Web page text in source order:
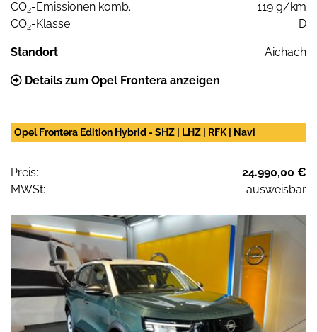
CO2-Emissionen komb.
119 g/km
CO2-Klasse D
Standort Aichach
Details zum Opel Frontera anzeigen
Opel Frontera Edition Hybrid - SHZ | LHZ | RFK | Navi
Preis:
24.990,00 €
MWSt:
ausweisbar